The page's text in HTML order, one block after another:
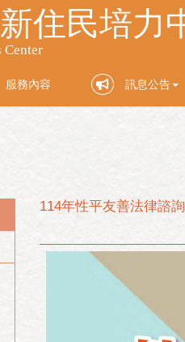
服務內容 訊息公告
114年性平友善法律諮詢